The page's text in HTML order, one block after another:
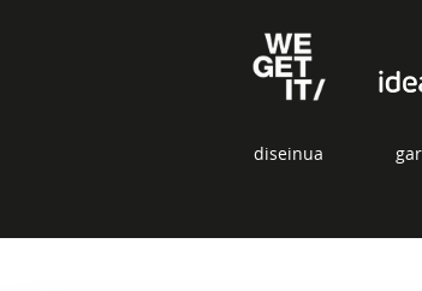
diseinua